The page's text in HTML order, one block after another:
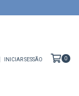
INICIAR SESSÃO 0